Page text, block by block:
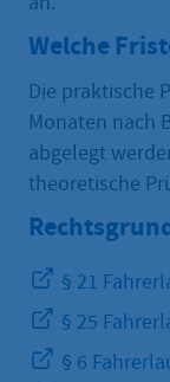
Welche
Die praktische
Monaten nach
abgelegt
theoretische
§ 21
§ 25
§ 6